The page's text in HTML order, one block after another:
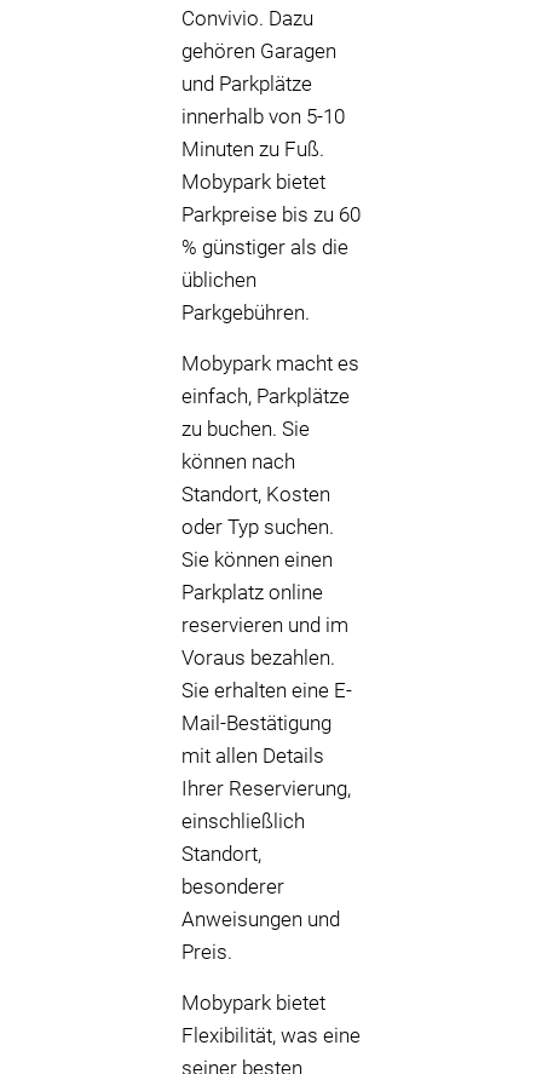
Convivio. Dazu
gehören Garagen
und Parkplätze
innerhalb von 5-10
Minuten zu Fuß.
Mobypark bietet
Parkpreise bis zu 60
% günstiger als die
üblichen
Parkgebühren.
Mobypark macht es
einfach, Parkplätze
zu buchen. Sie
können nach
Standort, Kosten
oder Typ suchen.
Sie können einen
Parkplatz online
reservieren und im
Voraus bezahlen.
Sie erhalten eine E-
Mail-Bestätigung
mit allen Details
Ihrer Reservierung,
einschließlich
Standort,
besonderer
Anweisungen und
Preis.
Mobypark bietet
Flexibilität, was eine
seiner besten